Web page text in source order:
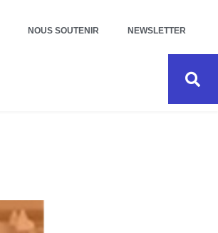
NOUS SOUTENIR NEWSLETTER